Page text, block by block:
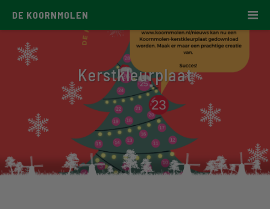
DE KOORNMOLEN
Kerstkleurplaat